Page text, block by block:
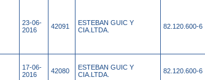
23-06-
2016
42091
ESTEBAN GUIC Y
CIA.LTDA.
82.120.600-6
17-06-
2016
42080
ESTEBAN GUIC Y
CIA.LTDA.
82.120.600-6